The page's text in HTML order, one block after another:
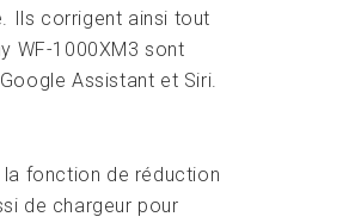
Ils corrigent ainsi tout
WF-1000XM3 sont
Assistant et Siri.
fonction de réduction
de chargeur pour